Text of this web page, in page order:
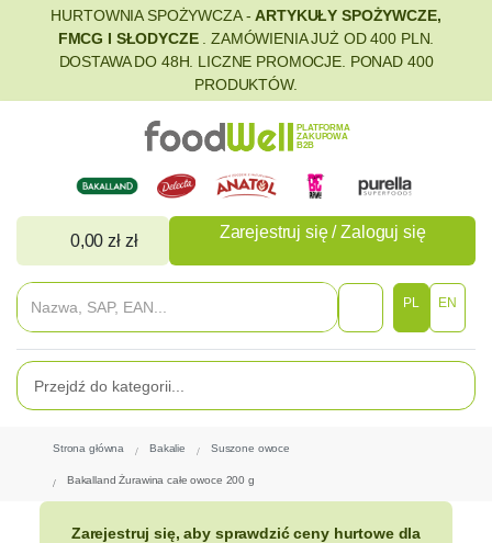
HURTOWNIA SPOŻYWCZA -ARTYKUŁY SPOŻYWCZE,
FMCG I SŁODYCZE
. ZAMÓWIENIA JUŻ OD 400 PLN.
DOSTAWA DO 48H. LICZNE PROMOCJE. PONAD 400
PRODUKTÓW.
PLATFORMA
ZAKUPOWA
B2B
0,00 zł zł Zarejestruj się / Zaloguj się
PL EN
Strona główna Bakalie Suszone owoce
Bakalland Żurawina całe owoce 200 g
Zarejestruj się, aby sprawdzić ceny hurtowe dla